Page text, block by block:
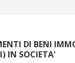
DI BENI
IN SOCIETA'